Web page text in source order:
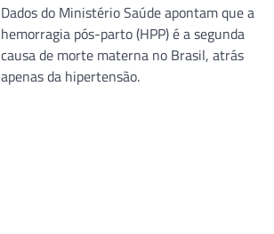
Dados do Ministério Saúde apontam que a
hemorragia pós-parto (HPP) é a segunda
causa de morte materna no Brasil, atrás
apenas da hipertensão.